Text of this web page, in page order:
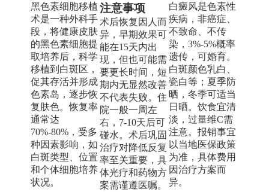
黑色素细胞移植
术是一种外科手
段，将健康皮肤
的黑色素细胞提
取培养后，科学
移植到白斑区，
促其存活并形成
色素岛，逐步恢
复肤色。恢复率
通常达
70%-80%，受多
种因素影响，如
白斑类型、位置
和个体细胞培养
状况。
注意事项
术后恢复因人而
异，早期效果可
能在15天内出
现，但也可能需
要更长时间，短
期内无显然改善
不代表失败。住
院一般一周左
右，7-10天后可
碰水。术后巩固
治疗对降低反复
率至关重要，具
体光疗和药物方
案需谨遵医嘱。
白癜风是色素性
疾病，非癌症、
不致命、不传
染，3%-5%概率
遗传，可婚育。
白斑颜色乳白、
瓷白等；夏季防
晒，冬季可适当
日晒。饮食宜清
淡，过量维C需
注意。报销事宜
以当地医保政策
为准，具体费用
因治疗方案而
异。